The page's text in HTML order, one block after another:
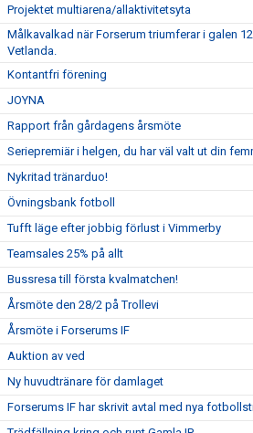
Projektet multiarena/allaktivitetsyta
Målkavalkad när Forserum triumferar i galen
Vetlanda.
Kontantfri förening
JOYNA
Rapport från gårdagens årsmöte
Seriepremiär i helgen, du har väl valt ut din
Nykritad tränarduo!
Övningsbank fotboll
Tufft läge efter jobbig förlust i Vimmerby
Teamsales 25% på allt
Bussresa till första kvalmatchen!
Årsmöte den 28/2 på Trollevi
Årsmöte i Forserums IF
Auktion av ved
Ny huvudtränare för damlaget
Forserums IF har skrivit avtal med nya